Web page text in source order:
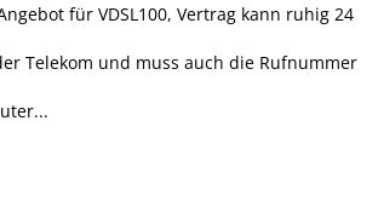
für VDSL100, Vertrag kann ruhig 24
Telekom und muss auch die Rufnummer